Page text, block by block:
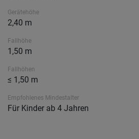
Gerätehöhe
2,40 m
Fallhöhe
1,50 m
Fallhöhen
≤ 1,50 m
Empfohlenes Mindestalter
Für Kinder ab 4 Jahren